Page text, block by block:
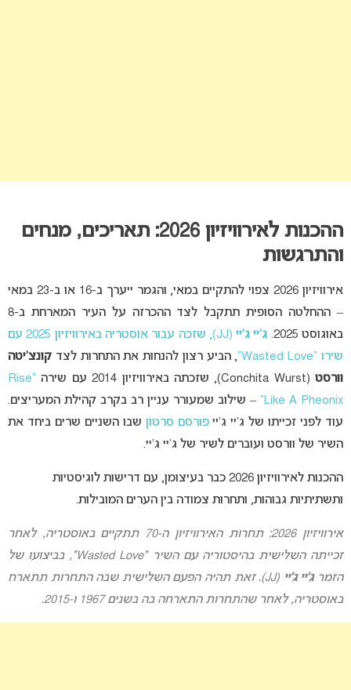
ההכנות לאירוויזיון 2026: תאריכים, מנחים
והתרגשות
אירוויזיון 2026 צפוי להתקיים במאי, והגמר ייערך ב-16 או ב-23 במאי
– ההחלטה הסופית תתקבל לצד ההכרזה על העיר המארחת ב-8
באוגוסט 2025.
ג’יי ג’יי
(JJ), שזכה עבור אוסטריה באירוויזיון 2025 עם
שירו “Wasted Love”
, הביע רצון להנחות את התחרות לצד קונצ’יטה
וורסט (Conchita Wurst), שזכתה באירוויזיון 2014 עם שירה
“Rise
Like A Pheonix”
– שילוב שמעורר עניין רב בקרב קהילת המעריצים.
עוד לפני זכייתו של ג’יי ג’ייפורסם סרטון שבו השניים שרים ביחד את
השיר של וורסט ועוברים לשיר של ג’יי ג’יי.
ההכנות לאירוויזיון 2026 כבר בעיצומן, עם דרישות לוגיסטיות
ותשתיתיות גבוהות, ותחרות צמודה בין הערים המובילות.
אירוויזיון 2026: תחרות האירוויזיון ה-70 תתקיים באוסטריה, לאחר
זכייתה השלישית בהיסטוריה עםהשיר “Wasted Love”,
בביצועו של
הזמרג’יי ג’יי (JJ)
. זאת תהיה הפעם השלישית שבה התחרות תתארח
באוסטריה, לאחר שהתחרות התארחה בה בשנים 1967 ו-2015.